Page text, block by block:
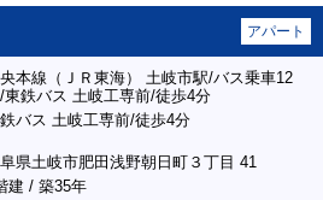
アパート
本線（ＪＲ東海） 土岐市駅/バス乗車12
東鉄バス 土岐工専前/徒歩4分
バス 土岐工専前/徒歩4分
県土岐市肥田浅野朝日町３丁目 41
建 / 築35年